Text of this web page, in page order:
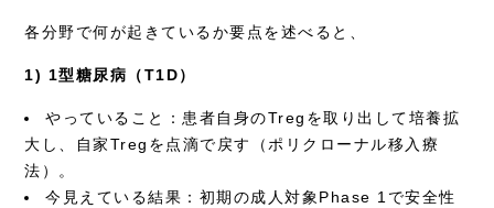
各分野で何が起きているか要点を述べると、
1) 1型糖尿病（T1D）
やっていること：患者自身のTregを取り出して培養拡
大し、自家Tregを点滴で戻す（ポリクローナル移入療
法）。
今見えている結果：初期の成人対象Phase 1で安全性